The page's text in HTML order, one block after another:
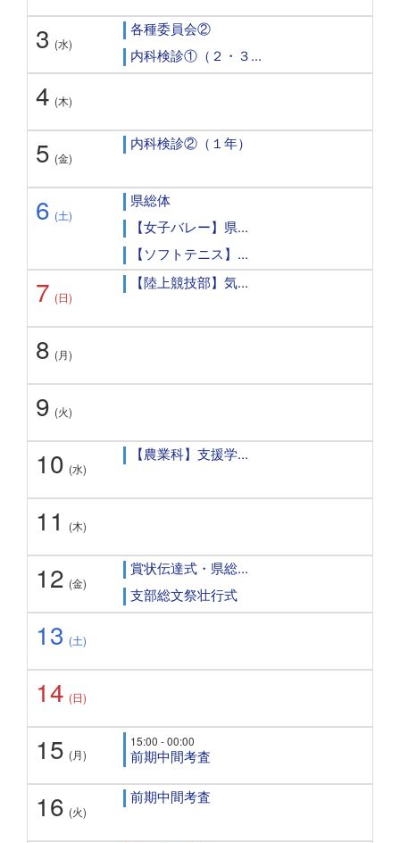
3 (水)
各種委員会②
内科検診①（２・３...
4 (木)
5 (金)
内科検診②（１年）
6 (土)
県総体
【女子バレー】県...
【ソフトテニス】...
7 (日)
【陸上競技部】気...
8 (月)
9 (火)
10 (水)
【農業科】支援学...
11 (木)
12 (金)
賞状伝達式・県総...
支部総文祭壮行式
13 (土)
14 (日)
15 (月)
15:00 - 00:00
前期中間考査
16 (火)
前期中間考査